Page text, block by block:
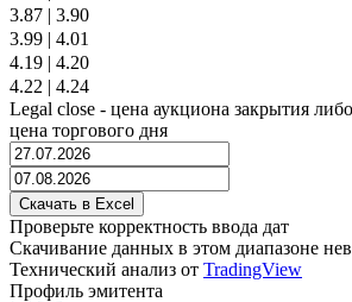
3.87 | 3.90
3.99 | 4.01
4.19 | 4.20
4.22 | 4.24
Legal close - цена аукциона закрытия
цена торгового дня
Проверьте корректность ввода дат
Скачивание данных в этом диапазоне
Технический анализ от TradingView
Профиль эмитента